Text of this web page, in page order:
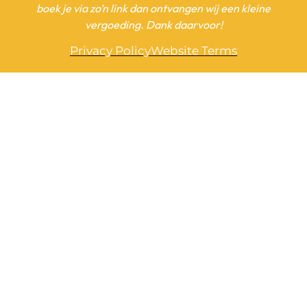
boek je via zo’n link dan ontvangen wij een kleine
vergoeding. Dank daarvoor!
Privacy PolicyWebsite Terms